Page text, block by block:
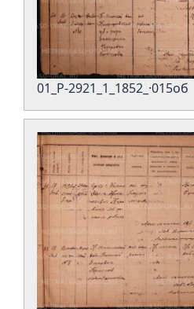
01_Р-2921_1_1852_·015об